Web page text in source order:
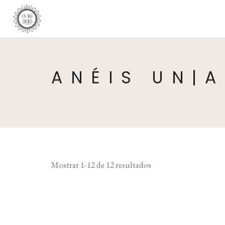
ANÉIS
Mostrar 1-12 de 12 resultados